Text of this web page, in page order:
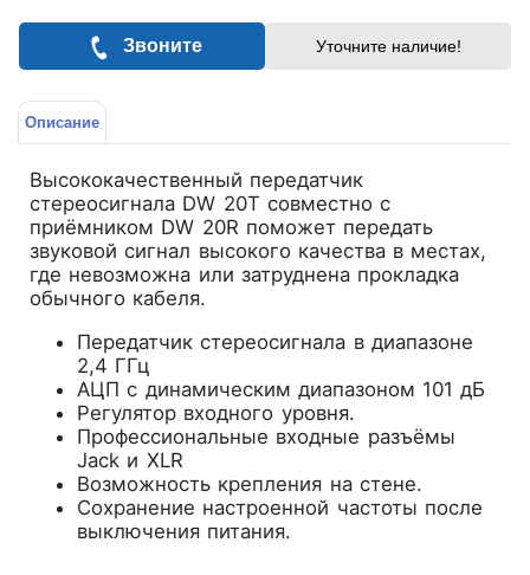
Звоните Уточните наличие!
Описание
Высококачественный передатчик
стереосигнала DW 20T совместно с
приёмником DW 20R поможет передать
звуковой сигнал высокого качества в местах,
где невозможна или затруднена прокладка
обычного кабеля.
Передатчик стереосигнала в диапазоне
2,4 ГГц
АЦП с динамическим диапазоном 101 дБ
Регулятор входного уровня.
Профессиональные входные разъёмы
Jack и XLR
Возможность крепления на стене.
Сохранение настроенной частоты после
выключения питания.